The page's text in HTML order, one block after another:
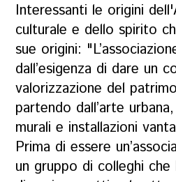
Interessanti le origini
culturale e dello spirito
sue origini:
dall’esigenza di dare un
valorizzazione del
partendo dall’arte
murali e installazioni
Prima di essere
un gruppo di colleghi